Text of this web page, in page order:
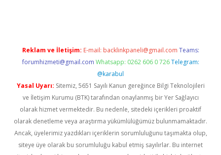
Reklam ve İletişim: E-mail: backlinkpaneli@gmail.com Teams:
forumhizmeti@gmail.com Whatsapp: 0262 606 0 726 Telegram:
@karabul
Yasal Uyarı: Sitemiz, 5651 Sayılı Kanun gereğince Bilgi Teknolojileri
ve İletişim Kurumu (BTK) tarafından onaylanmış bir Yer Sağlayıcı
olarak hizmet vermektedir. Bu nedenle, sitedeki içerikleri proaktif
olarak denetleme veya araştırma yükümlülüğümüz bulunmamaktadır.
Ancak, üyelerimiz yazdıkları içeriklerin sorumluluğunu taşımakta olup,
siteye üye olarak bu sorumluluğu kabul etmiş sayılırlar. Bu internet